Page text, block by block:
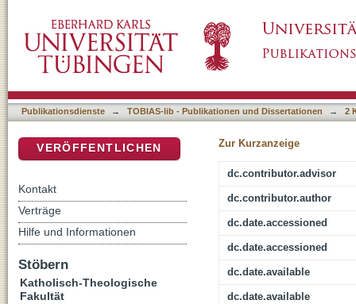
Publikationsdienste → TOBIAS-lib - Publikationen und Dissertationen → 2
Zur Kurzanzeige
dc.contributor.advisor
dc.contributor.author
dc.date.accessioned
dc.date.accessioned
dc.date.available
dc.date.available
VERÖFFENTLICHEN
Kontakt
Verträge
Hilfe und Informationen
Stöbern
Katholisch-Theologische
Fakultät